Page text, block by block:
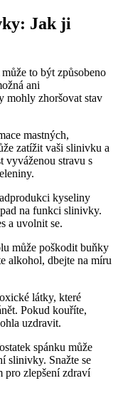
Jak ji
může to ‌být způsobeno‌
ani⁤
mohly​ zhoršovat‌ stav
mastných,
⁤zatížit vaši slinivku a
vyváženou stravu s‌
kyseliny
na⁤ funkci slinivky.
a uvolnit se.
může poškodit buňky
‌alkohol,‍ dbejte ⁢na ⁣míru
látky,‌ které
Pokud kouříte,
uzdravit.
spánku může‌
‌slinivky. Snažte​ se
pro zlepšení zdraví